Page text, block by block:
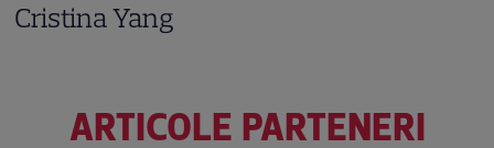
Cristina Yang
ARTICOLE PARTENERI